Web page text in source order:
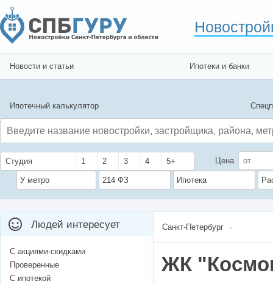
Новости и статьи Ипотеки и банки
Ипотечный калькулятор
Студия 1 2 3 4 5+ Цена
У метро 214 ФЗ Ипотека
Санкт-Петербург
ЖК
Людей интересует
С акциями-скидками
Проверенные
С ипотекой